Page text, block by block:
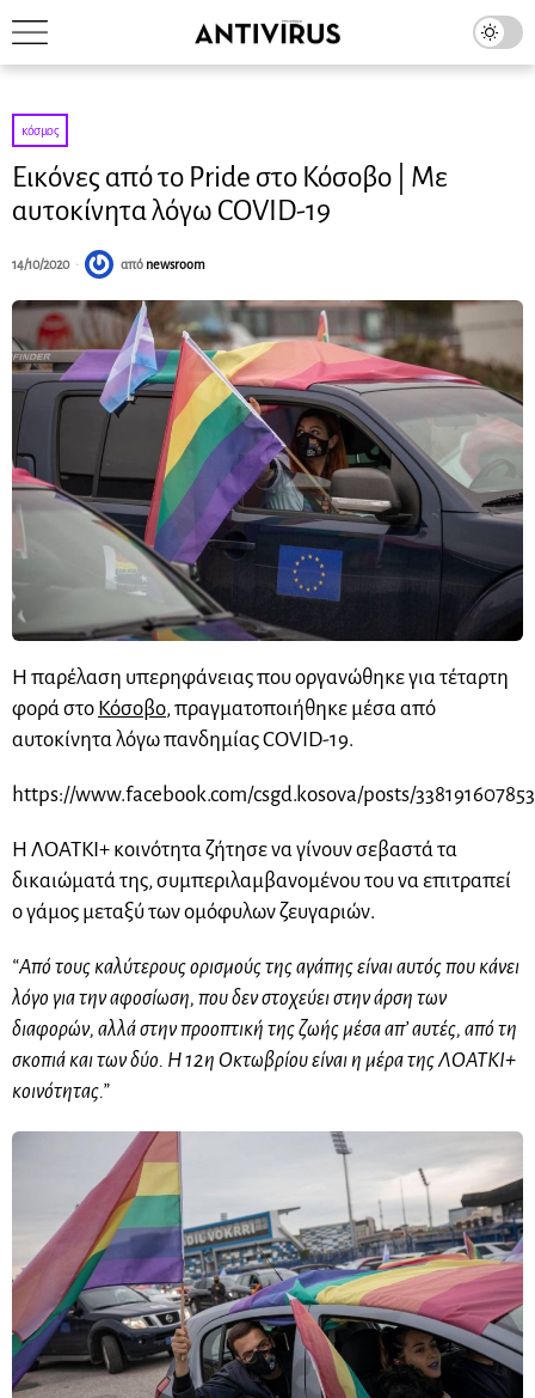
κόσμος
Εικόνες από το Pride στο Κόσοβο | Με
αυτοκίνητα λόγω COVID-19
14/10/2020 από newsroom
Η παρέλαση υπερηφάνειας που οργανώθηκε για τέταρτη
φορά στο Κόσοβο, πραγματοποιήθηκε μέσα από
αυτοκίνητα λόγω πανδημίας COVID-19.
https://www.facebook.com/csgd.kosova/posts/
Η ΛΟΑΤΚΙ+ κοινότητα ζήτησε να γίνουν σεβαστά τα
δικαιώματά της, συμπεριλαμβανομένου του να επιτραπεί
ο γάμος μεταξύ των ομόφυλων ζευγαριών.
“Από τους καλύτερους ορισμούς της αγάπης είναι αυτός που κάνει
λόγο για την αφοσίωση, που δεν στοχεύει στην άρση των
διαφορών, αλλά στην προοπτική της ζωής μέσα απ’ αυτές, από τη
σκοπιά και των δύο. Η 12η Οκτωβρίου είναι η μέρα της ΛΟΑΤΚΙ+
κοινότητας.”